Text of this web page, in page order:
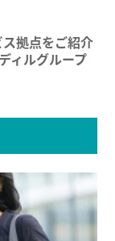
拠点をご紹介
ィルグループ